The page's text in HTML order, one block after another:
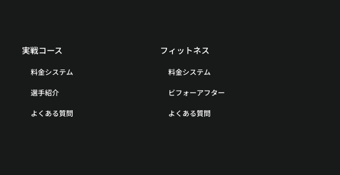
実戦コース
料金システム
選手紹介
よくある質問
フィットネス
料金システム
ビフォーアフター
よくある質問